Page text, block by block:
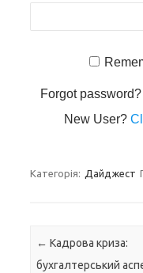
Forgot
New User?
Категорія: Дайджест
Навігація по запису
← Кадрова криза:
бухгалтерський